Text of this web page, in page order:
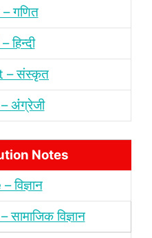
गणित
हिन्‍दी
– संस्‍कृत
अंंग्रेजी
Notes
विज्ञान
विज्ञान